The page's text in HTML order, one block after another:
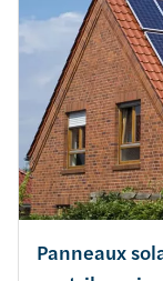
Panneaux